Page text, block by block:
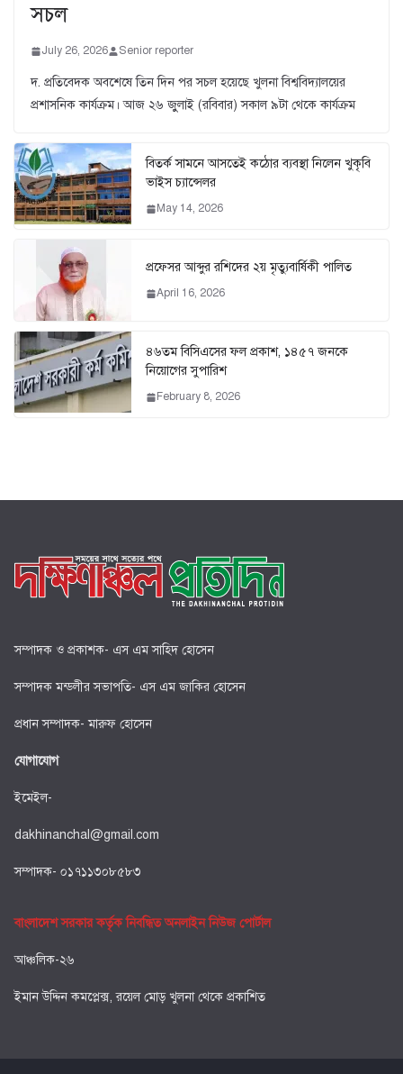
সচল
July 26, 2026 Senior reporter
দ. প্রতিবেদক অবশেষে তিন দিন পর সচল হয়েছে খুলনা বিশ্ববিদ্যালয়ের
প্রশাসনিক কার্যক্রম। আজ ২৬ জুুলাই (রবিবার) সকাল ৯টা থেকে কার্যক্রম
বিতর্ক সামনে আসতেই কঠোর ব্যবস্থা নিলেন খুকৃবি
ভাইস চ্যান্সেলর
May 14, 2026
প্রফেসর আব্দুর রশিদের ২য় মৃত্যুবার্ষিকী পালিত
April 16, 2026
৪৬তম বিসিএসের ফল প্রকাশ, ১৪৫৭ জনকে
নিয়োগের সুপারিশ
February 8, 2026
সম্পাদক ও প্রকাশক- এস এম সাহিদ হোসেন
সম্পাদক মন্ডলীর সভাপতি- এস এম জাকির হোসেন
প্রধান সম্পাদক- মারুফ হোসেন
যোগাযোগ
ইমেইল-
dakhinanchal@gmail.com
সম্পাদক- ০১৭১১৩০৮৫৮৩
বাংলাদেশ সরকার কর্তৃক নিবন্ধিত অনলাইন নিউজ পোর্টাল
আঞ্চলিক-২৬
ইমান উদ্দিন কমপ্লেক্স, রয়েল মোড় খুলনা থেকে প্রকাশিত